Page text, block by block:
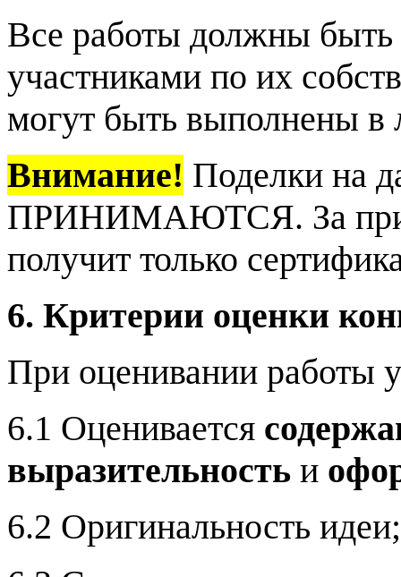
Все работы должны
участниками по их
могут быть выполнены в
Внимание! Поделки на
ПРИНИМАЮТСЯ. За
получит только
6. Критерии оценки
При оценивании работы
6.1 Оценивается
выразительность и
6.2 Оригинальность идеи;